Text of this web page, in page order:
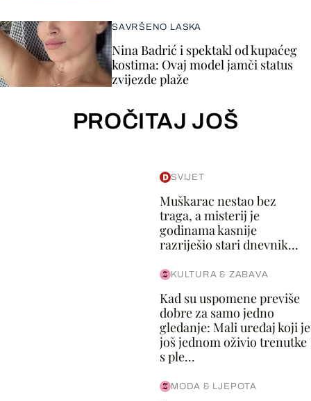
SAVRŠENO LASKA
Nina Badrić i spektakl od kupaćeg
kostima: Ovaj model jamči status
zvijezde plaže
PROČITAJ JOŠ
SVIJET
Muškarac nestao bez
traga, a misterij je
godinama kasnije
razriješio stari dnevnik...
KULTURA & ZABAVA
Kad su uspomene previše
dobre za samo jedno
gledanje: Mali uređaj koji je
još jednom oživio trenutke
s ple...
MODA & LJEPOTA